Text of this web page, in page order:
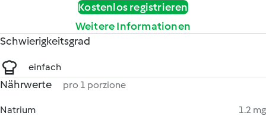
Kostenlos registrieren
Weitere Informationen
Schwierigkeitsgrad
einfach
Nährwerte pro 1 porzione
Natrium
1.2 mg